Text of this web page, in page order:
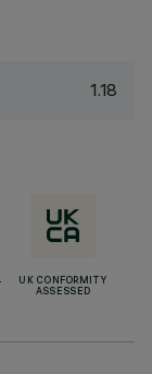
1.18
UK CONFORMITY
ASSESSED